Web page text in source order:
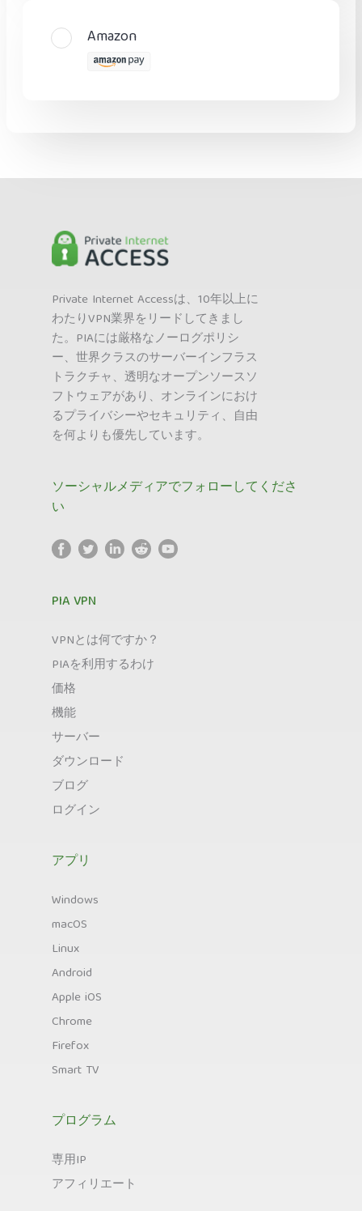
Amazon
Private Internet Accessは、10年以上に
わたりVPN業界をリードしてきまし
た。PIAには厳格なノーログポリシ
ー、世界クラスのサーバーインフラス
トラクチャ、透明なオープンソースソ
フトウェアがあり、オンラインにおけ
るプライバシーやセキュリティ、自由
を何よりも優先しています。
ソーシャルメディアでフォローしてくださ
い
PIA VPN
VPNとは何ですか？
PIAを利用するわけ
価格
機能
サーバー
ダウンロード
ブログ
ログイン
アプリ
Windows
macOS
Linux
Android
Apple iOS
Chrome
Firefox
Smart TV
プログラム
専用IP
アフィリエート